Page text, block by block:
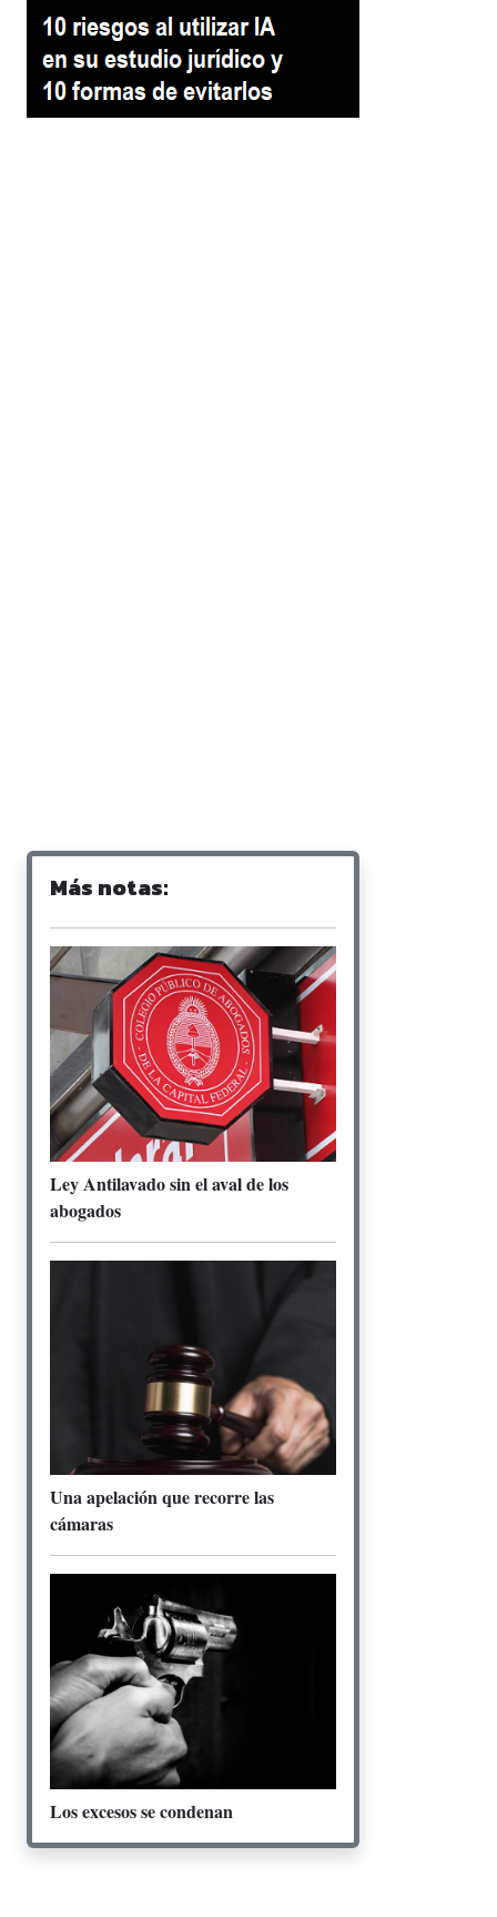
Más notas:
Ley Antilavado sin el aval de los
abogados
Una apelación que recorre las
cámaras
Los excesos se condenan